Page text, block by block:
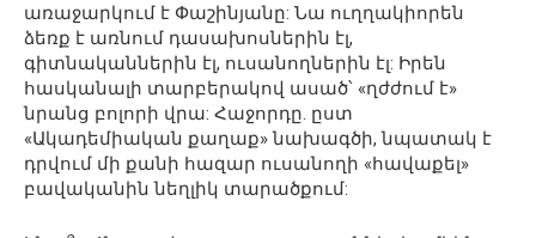
առաջարկում է Փաշինյանը: Նա ուղղակիորեն
ձեռք է առնում դասախոսներին էլ,
գիտնականներին էլ, ուսանողներին էլ: Իրեն
հասկանալի տարբերակով ասած՝ «ղժժում է»
նրանց բոլորի վրա: Հաջորդը. ըստ
«Ակադեմիական քաղաք» նախագծի, նպատակ է
դրվում մի քանի հազար ուսանողի «հավաքել»
բավականին նեղլիկ տարածքում: